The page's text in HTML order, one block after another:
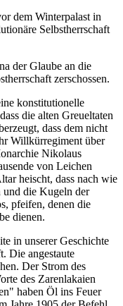
dem Winterpalast in
Selbstherrschaft
der Glaube an die
zerschossen.
konstitutionelle
die alten Greueltaten
dass dem nicht
Willkürregiment über
Nikolaus
von Leichen
heischt, dass nach wie
und die Kugeln der
pfeifen, denen die
dienen.
in unserer Geschichte
Die angestaute
Der Strom des
des Zarenlakaien
haben Öl ins Feuer